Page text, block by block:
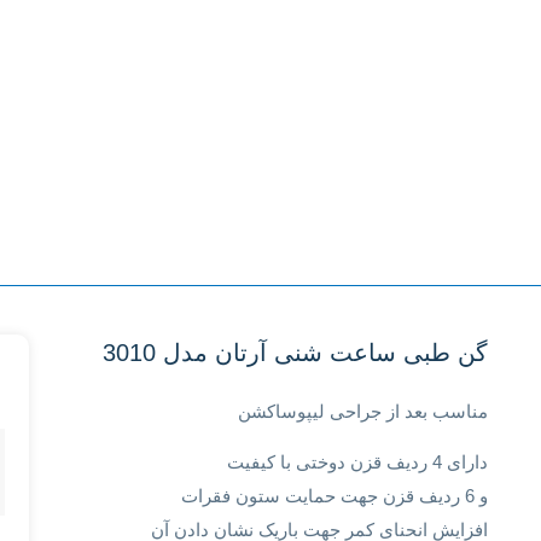
گن طبی ساعت شنی آرتان مدل 3010
مناسب بعد از جراحی لیپوساکشن
دارای 4 ردیف قزن دوختی با کیفیت
و 6 ردیف قزن جهت حمایت ستون فقرات
افزایش انحنای کمر جهت باریک نشان دادن آن